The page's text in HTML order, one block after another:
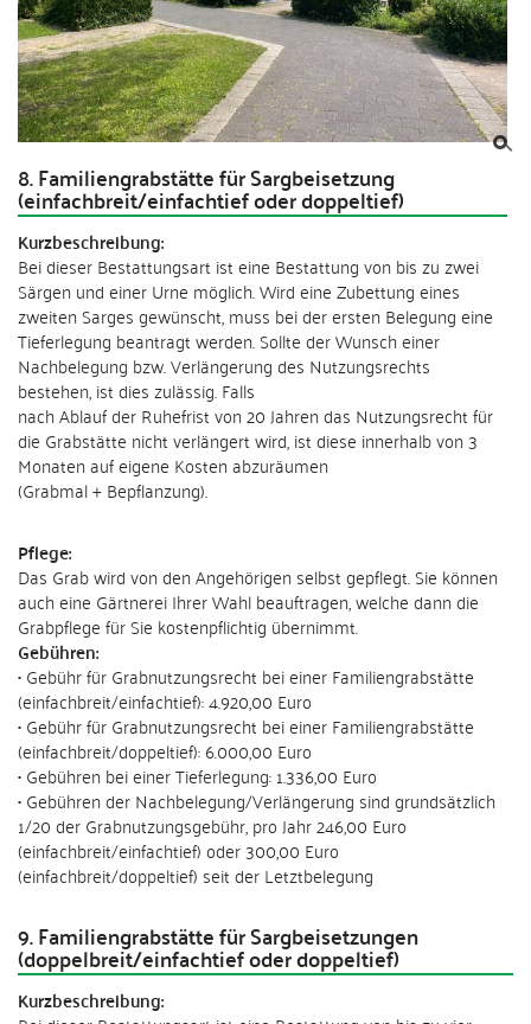
8. Familiengrabstätte für Sargbeisetzung
(einfachbreit/einfachtief oder doppeltief)
Kurzbeschreibung:
Bei dieser Bestattungsart ist eine Bestattung von bis zu zwei
Särgen und einer Urne möglich. Wird eine Zubettung eines
zweiten Sarges gewünscht, muss bei der ersten Belegung eine
Tieferlegung beantragt werden. Sollte der Wunsch einer
Nachbelegung bzw. Verlängerung des Nutzungsrechts
bestehen, ist dies zulässig. Falls
nach Ablauf der Ruhefrist von 20 Jahren das Nutzungsrecht für
die Grabstätte nicht verlängert wird, ist diese innerhalb von 3
Monaten auf eigene Kosten abzuräumen
(Grabmal + Bepflanzung).
Pflege:
Das Grab wird von den Angehörigen selbst gepflegt. Sie können
auch eine Gärtnerei Ihrer Wahl beauftragen, welche dann die
Grabpflege für Sie kostenpflichtig übernimmt.
Gebühren:
• Gebühr für Grabnutzungsrecht bei einer Familiengrabstätte
(einfachbreit/einfachtief): 4.920,00 Euro
• Gebühr für Grabnutzungsrecht bei einer Familiengrabstätte
(einfachbreit/doppeltief): 6.000,00 Euro
• Gebühren bei einer Tieferlegung: 1.336,00 Euro
• Gebühren der Nachbelegung/Verlängerung sind grundsätzlich
1/20 der Grabnutzungsgebühr, pro Jahr 246,00 Euro
(einfachbreit/einfachtief) oder 300,00 Euro
(einfachbreit/doppeltief) seit der Letztbelegung
9. Familiengrabstätte für Sargbeisetzungen
(doppelbreit/einfachtief oder doppeltief)
Kurzbeschreibung: